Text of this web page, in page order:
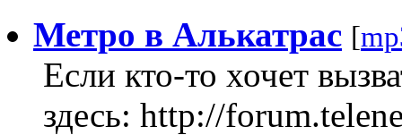
Метро в Алькатрас [
Если кто-то хочет
здесь: http://